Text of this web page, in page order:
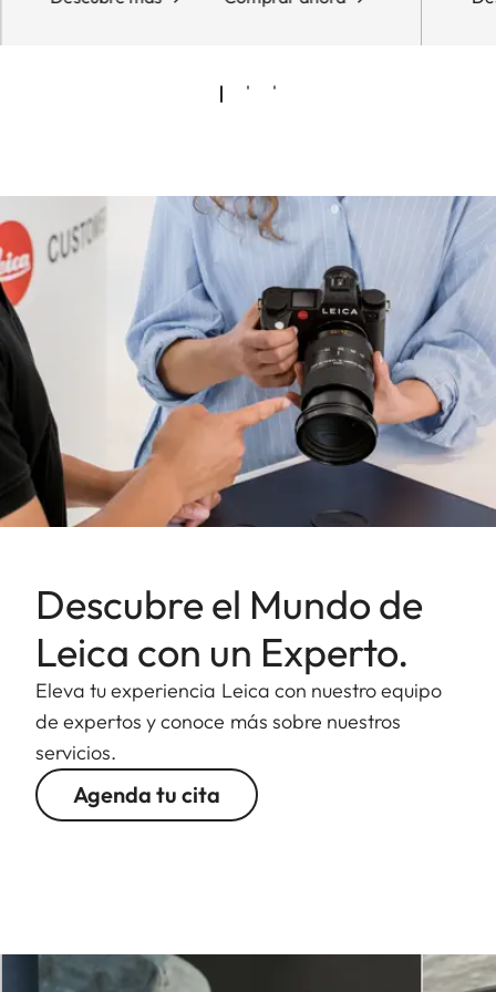
Descubre el Mundo de
Leica con un Experto.
Eleva tu experiencia Leica con nuestro equipo
de expertos y conoce más sobre nuestros
servicios.
Agenda tu cita